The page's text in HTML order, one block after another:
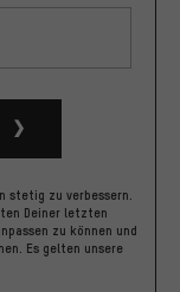
stetig zu verbessern.
Deiner letzten
zu können und
Es gelten unsere